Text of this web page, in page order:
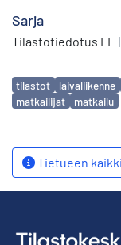
Sarja
Tilastotiedotus LI |
Avainsanat
tilastot laivaliikenne
matkailijat
matkailu
Tietueen